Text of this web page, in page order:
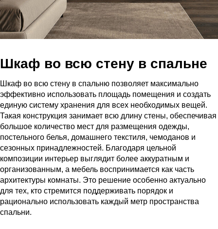
Шкаф во всю стену в спальне
Шкаф во всю стену в спальню позволяет максимально
эффективно использовать площадь помещения и создать
единую систему хранения для всех необходимых вещей.
Такая конструкция занимает всю длину стены, обеспечивая
большое количество мест для размещения одежды,
постельного белья, домашнего текстиля, чемоданов и
сезонных принадлежностей. Благодаря цельной
композиции интерьер выглядит более аккуратным и
организованным, а мебель воспринимается как часть
архитектуры комнаты. Это решение особенно актуально
для тех, кто стремится поддерживать порядок и
рационально использовать каждый метр пространства
спальни.